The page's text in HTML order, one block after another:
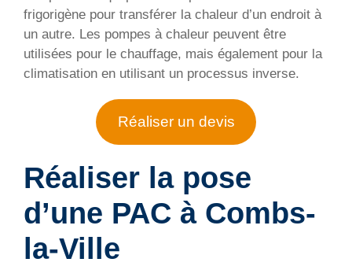
frigorigène pour transférer la chaleur d’un endroit à
un autre. Les pompes à chaleur peuvent être
utilisées pour le chauffage, mais également pour la
climatisation en utilisant un processus inverse.
Réaliser un devis
Réaliser la pose
d’une PAC à Combs-
la-Ville